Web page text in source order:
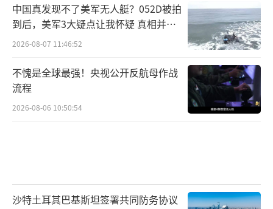
中国真发现不了美军无人艇？052D被拍
到后，美军3大疑点让我怀疑 真相并非
如此
2026-08-07 11:46:52
不愧是全球最强！央视公开反航母作战
流程
2026-08-06 10:50:54
沙特土耳其巴基斯坦签署共同防务协议